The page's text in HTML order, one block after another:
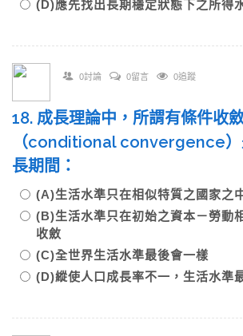
(D)應先找出長期穩定狀態下之所得
0討論 0留言 0追蹤
18. 成長理論中，所謂有條件收
（conditional convergence）
長期間：
(A)生活水準只在相似特質之國家之
(B)生活水準只在初始之資本－勞動
收斂
(C)全世界生活水準最後會一樣
(D)縱使人口成長率不一，生活水準